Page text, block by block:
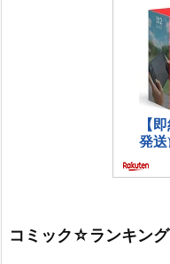
コミック☆ランキング